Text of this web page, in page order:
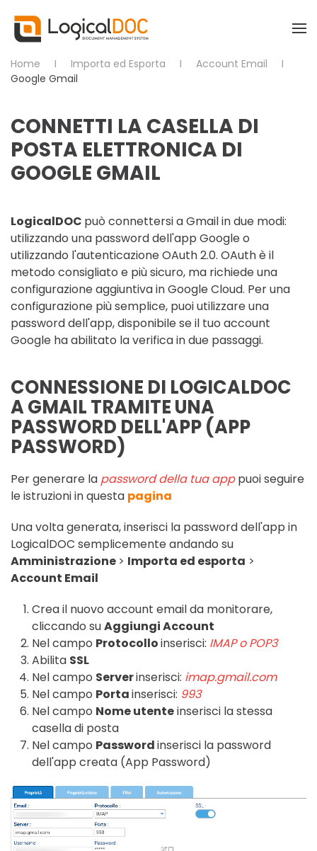
Skip to main content
Home Importa ed Esporta
Account Email
Google Gmail
CONNETTI LA CASELLA DI
POSTA ELETTRONICA DI
GOOGLE GMAIL
LogicalDOC può connettersi a Gmail in due modi:
utilizzando una password dell'app Google o
utilizzando l'autenticazione OAuth 2.0. OAuth è il
metodo consigliato e più sicuro, ma richiede una
configurazione aggiuntiva in Google Cloud. Per una
configurazione più semplice, puoi utilizzare una
password dell'app, disponibile se il tuo account
Google ha abilitato la verifica in due passaggi.
CONNESSIONE DI LOGICALDOC
A GMAIL TRAMITE UNA
PASSWORD DELL'APP (APP
PASSWORD)
Per generare la password della tua apppuoi seguire
le istruzioni in questa pagina
Una volta generata, inserisci la password dell'app in
LogicalDOC semplicemente andando su
Amministrazione > Importa ed esporta >
Account Email
Crea il nuovo account email da monitorare,
cliccando suAggiungi Account
Nel campo Protocolloinserisci: IMAP o POP3
Abilita SSL
Nel campo Serverinserisci: imap.gmail.com
Nel campo Portainserisci: 993
Nel campo Nome utenteinserisci la stessa
casella di posta
Nel campo Passwordinserisci la password
dell'app creata (App Password)